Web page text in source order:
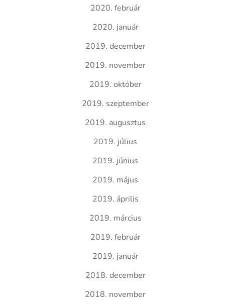
2020. február
2020. január
2019. december
2019. november
2019. október
2019. szeptember
2019. augusztus
2019. július
2019. június
2019. május
2019. április
2019. március
2019. február
2019. január
2018. december
2018. november